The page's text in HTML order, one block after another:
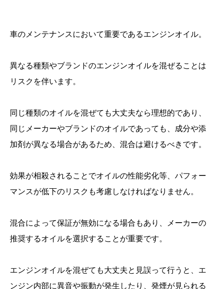
車のメンテナンスにおいて重要であるエンジンオイル。
異なる種類やブランドのエンジンオイルを混ぜることは
リスクを伴います。
同じ種類のオイルを混ぜても大丈夫なら理想的であり、
同じメーカーやブランドのオイルであっても、成分や添
加剤が異なる場合があるため、混合は避けるべきです。
効果が相殺されることでオイルの性能劣化等、パフォー
マンスが低下のリスクも考慮しなければなりません。
混合によって保証が無効になる場合もあり、メーカーの
推奨するオイルを選択することが重要です。
エンジンオイルを混ぜても大丈夫と見誤って行うと、エ
ンジン内部に異音や振動が発生したり、発煙が見られる